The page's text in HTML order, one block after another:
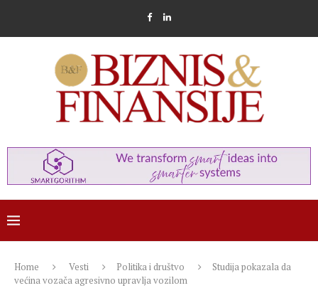
Home Vesti Politika i društvo
Studija pokazala da
većina vozača agresivno upravlja vozilom